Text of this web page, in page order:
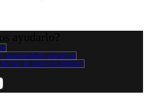
oportunidades educativas
hay de nuevo en Arthrex?